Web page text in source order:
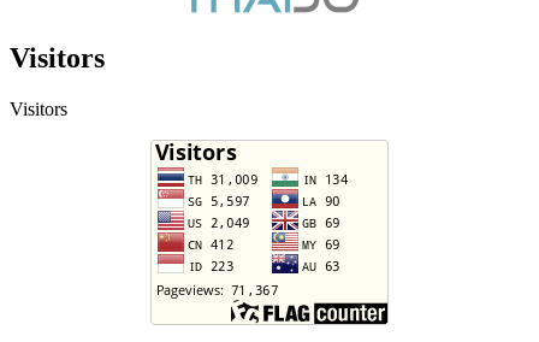
Visitors
Visitors